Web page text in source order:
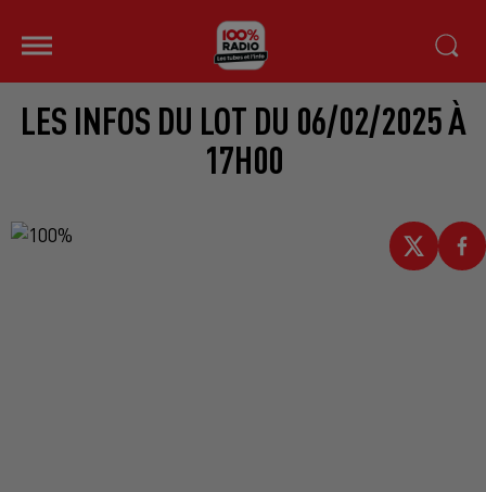
LES INFOS DU LOT DU 06/02/2025 À
17H00